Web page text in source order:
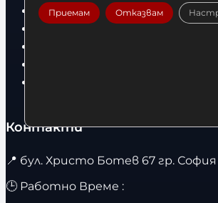
Детски дрехи
Суичъри
Контакти
📍 бул. Христо Ботев 67 гр. София
🕒 Работно Време :
Приемам Отказвам